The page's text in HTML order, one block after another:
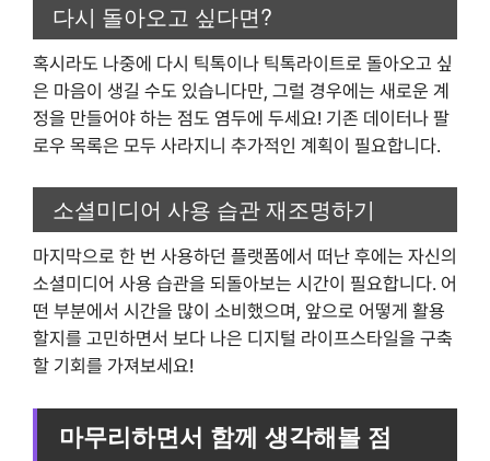
다시 돌아오고 싶다면?
혹시라도 나중에 다시 틱톡이나 틱톡라이트로 돌아오고 싶
은 마음이 생길 수도 있습니다만, 그럴 경우에는 새로운 계
정을 만들어야 하는 점도 염두에 두세요! 기존 데이터나 팔
로우 목록은 모두 사라지니 추가적인 계획이 필요합니다.
소셜미디어 사용 습관 재조명하기
마지막으로 한 번 사용하던 플랫폼에서 떠난 후에는 자신의
소셜미디어 사용 습관을 되돌아보는 시간이 필요합니다. 어
떤 부분에서 시간을 많이 소비했으며, 앞으로 어떻게 활용
할지를 고민하면서 보다 나은 디지털 라이프스타일을 구축
할 기회를 가져보세요!
마무리하면서 함께 생각해볼 점